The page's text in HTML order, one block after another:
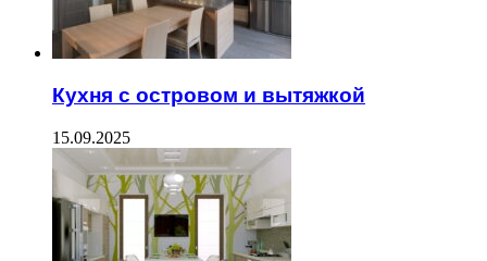
Кухня с островом и вытяжкой
15.09.2025